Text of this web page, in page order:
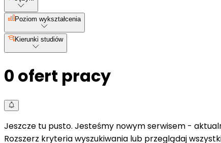
Poziom wykształcenia
Kierunki studiów
0 ofert pracy
Jeszcze tu pusto. Jesteśmy nowym serwisem -
Rozszerz kryteria wyszukiwania lub przeglądaj